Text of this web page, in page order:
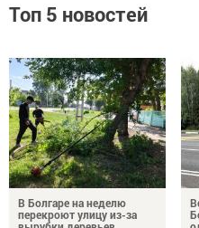
Топ 5 новостей
В Болгаре на неделю
перекроют улицу из-за